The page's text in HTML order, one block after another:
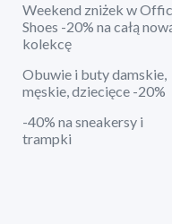
Weekend zniżek w
Shoes -20% na całą
kolekcę
Obuwie i buty damskie,
męskie, dziecięce -20%
-40% na sneakersy i
trampki